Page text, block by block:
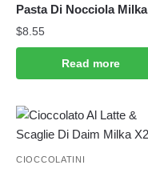
Pasta Di Nocciola Milka
$8.55
Read more
CIOCCOLATINI